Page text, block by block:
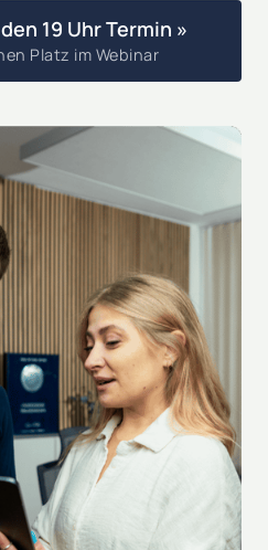
19 Uhr Termin »
Platz im Webinar